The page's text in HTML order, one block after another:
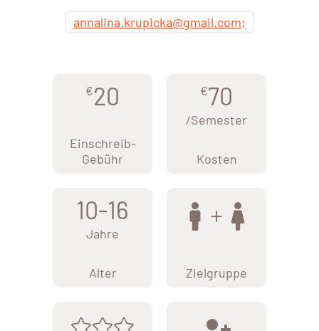
annalina.krupicka@gmail.com;
€20
Einschreib-
Gebühr
€70
/Semester
Kosten
10-16
Jahre
Alter Zielgruppe